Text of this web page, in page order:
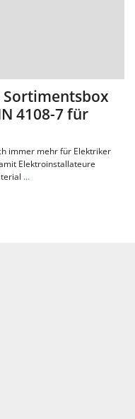
4108-7 für
immer mehr für Elektriker
Elektroinstallateure
…